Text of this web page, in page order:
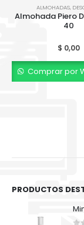
ALMOHADAS,
Almohada Piero
40
$ 0,00
Comprar por
PRODUCTOS